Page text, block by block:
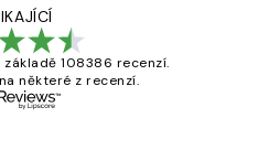
základě 108386 recenzí.
některé z recenzí.